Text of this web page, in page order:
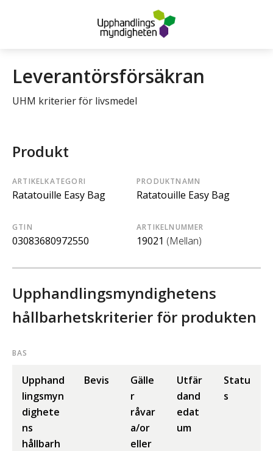
Leverantörsförsäkran
UHM kriterier för livsmedel
Produkt
ARTIKELKATEGORI
Ratatouille Easy Bag
PRODUKTNAMN
Ratatouille Easy Bag
GTIN
03083680972550
ARTIKELNUMMER
19021 (Mellan)
Upphandlingsmyndighetens
hållbarhetskriterier för produkten
BAS
Upphand
lingsmyn
dighete
ns
hållbarh
Bevis
Gälle
r
råvar
a/or
eller
Utfär
dand
edat
um
Statu
s